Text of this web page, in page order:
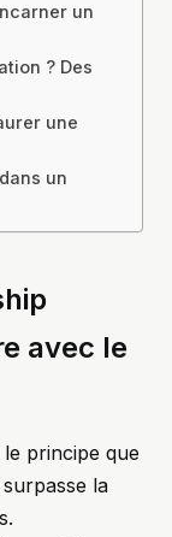
un
? Des
une
un
avec le
principe que
la